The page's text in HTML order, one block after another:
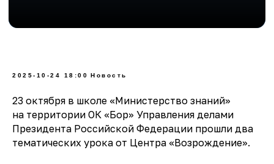
2025-10-24 18:00 Новость
23 октября в школе «Министерство знаний»
на территории ОК «Бор» Управления делами
Президента Российской Федерации прошли два
тематических урока от Центра «Возрождение».